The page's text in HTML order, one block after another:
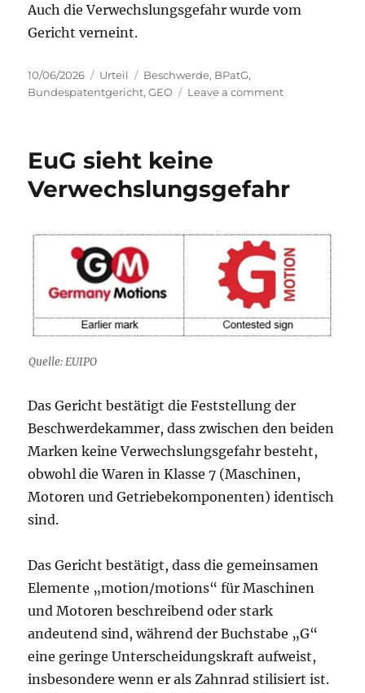
Auch die Verwechslungsgefahr wurde vom
Gericht verneint.
Posted
on
10/06/2026 Categories
Urteil Tags
Beschwerde, BPatG,
Bundespatentgericht,GEO Leave a commenton
EuG sieht keine
Verwechslungsgefahr
Quelle: EUIPO
Das Gericht bestätigt die Feststellung der
Beschwerdekammer, dass zwischen den beiden
Marken keine Verwechslungsgefahr besteht,
obwohl die Waren in Klasse 7 (Maschinen,
Motoren und Getriebekomponenten) identisch
sind.
Das Gericht bestätigt, dass die gemeinsamen
Elemente „motion/motions“ für Maschinen
und Motoren beschreibend oder stark
andeutend sind, während der Buchstabe „G“
eine geringe Unterscheidungskraft aufweist,
insbesondere wenn er als Zahnrad stilisiert ist.